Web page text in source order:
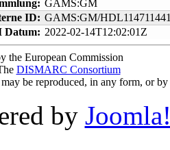
GAMS:GM
ID: GAMS:GM/
Datum: 2022-02-14T12:02:01Z
the European Commission
DISMARC Consortium
be reproduced, in any form, or
by